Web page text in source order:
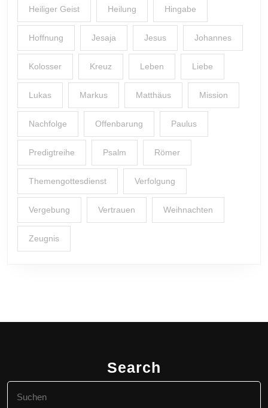
Heiliger Geist Heilung Hingabe
Hoffnung Jesaja Jesus Johannes
Kolosser Kreuz Leben Liebe
Lukas Markus Matthäus Mission
Nachfolge Offenbarung Paulus
Predigtreihe Psalm Römer
Themengottesdienst Verfolgung
Vergebung Vertrauen Weihnachten
Zeugnis
Search
for: